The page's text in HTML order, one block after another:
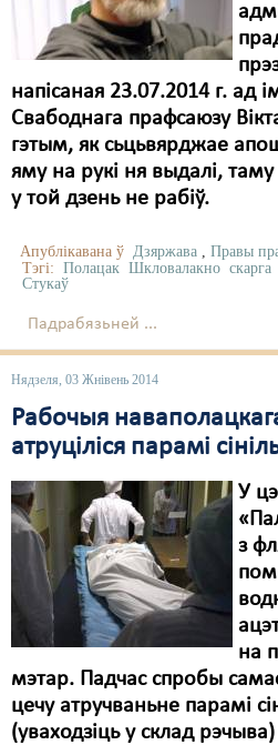
напісаная 23.07.2014 г. ад
Свабоднага прафсаюзу
гэтым, як сьцьвярджае
яму на рукі ня выдалі, таму
у той дзень не рабіў.
Апублікавана ў Дзяржава , Правы
Тэгі: Полацак Шкловалакно скарга
Стукаў
Падрабязьней ...
Нядзеля, 03 Жнівень 2014
Рабочыя
атруціліся парамі
У
з
на
мэтар. Падчас спробы
цечу атручваньне парамі
(уваходзіць у склад